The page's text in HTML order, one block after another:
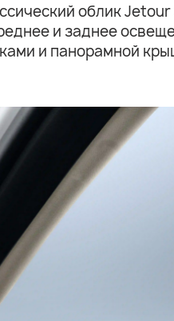
облик
и заднее
и панорамной